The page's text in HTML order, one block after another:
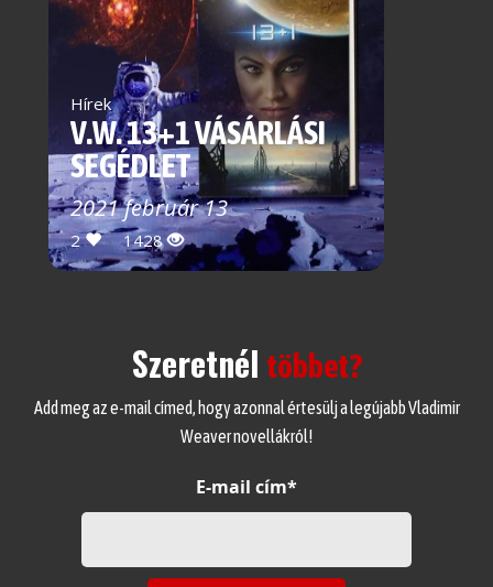
Hírek
V.W. 13+1 VÁSÁRLÁSI
SEGÉDLET
2021 február 13
2 1428
Szeretnél többet?
Add meg az e-mail címed, hogy azonnal értesülj a legújabb Vladimir
Weaver novellákról!
E-mail cím*